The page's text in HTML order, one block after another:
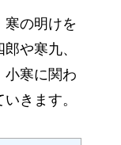
寒の明けを
や寒九、
小寒に関わ
きます。